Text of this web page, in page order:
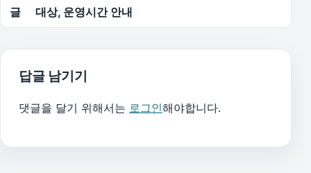
글
대상, 운영시간 안내
답글 남기기
댓글을 달기 위해서는 로그인해야합니다.